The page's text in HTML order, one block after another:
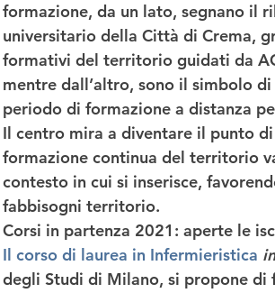
formazione, da un lato, segnano il
universitario della Città di Crema,
formativi del territorio guidati da
mentre dall’altro, sono il simbolo
periodo di formazione a distanza
Il centro mira a diventare il punto
formazione continua del territorio
contesto in cui si inserisce,
fabbisogni territorio.
Corsi in partenza 2021: aperte le
Il corso di laurea in Infermieristica
degli Studi di Milano, si propone di